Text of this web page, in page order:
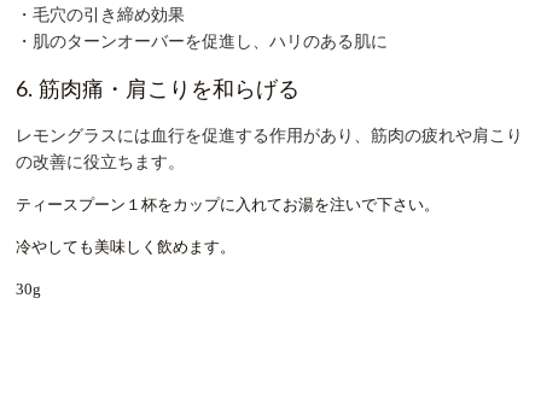
・毛穴の引き締め効果
・肌のターンオーバーを促進し、ハリのある肌に
6. 筋肉痛・肩こりを和らげる
レモングラスには 血行を促進する作用があり、筋肉の疲れや肩こり
の改善に役立ちます。
ティースプーン１杯をカップに入れてお湯を注いで下さい。
冷やしても美味しく飲めます。
30g